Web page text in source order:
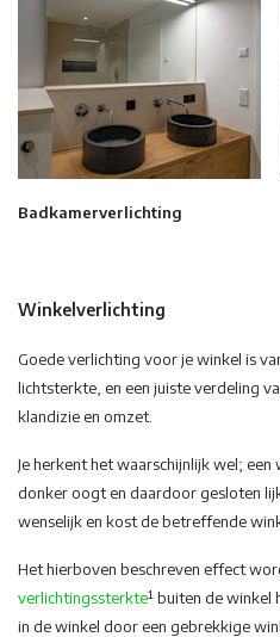
Badkamerverlichting
Winkelverlichting
Goede verlichting voor je winkel is
lichtsterkte, en een juiste verdeling
klandizie en omzet.
Je herkent het waarschijnlijk wel;
donker oogt en daardoor gesloten
wenselijk en kost de betreffende
Het hierboven beschreven effect
verlichtingssterkte¹ buiten de winkel
in de winkel door een gebrekkige